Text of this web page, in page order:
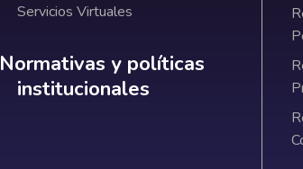
Servicios Virtuales
Normativas y políticas
Normativas y políticas
institucionales